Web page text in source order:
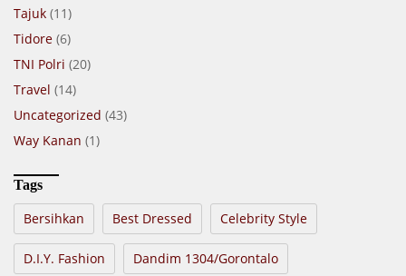
Tajuk (11)
Tidore (6)
TNI Polri (20)
Travel (14)
Uncategorized (43)
Way Kanan (1)
Tags
Bersihkan Best Dressed Celebrity Style
D.I.Y. Fashion Dandim 1304/Gorontalo